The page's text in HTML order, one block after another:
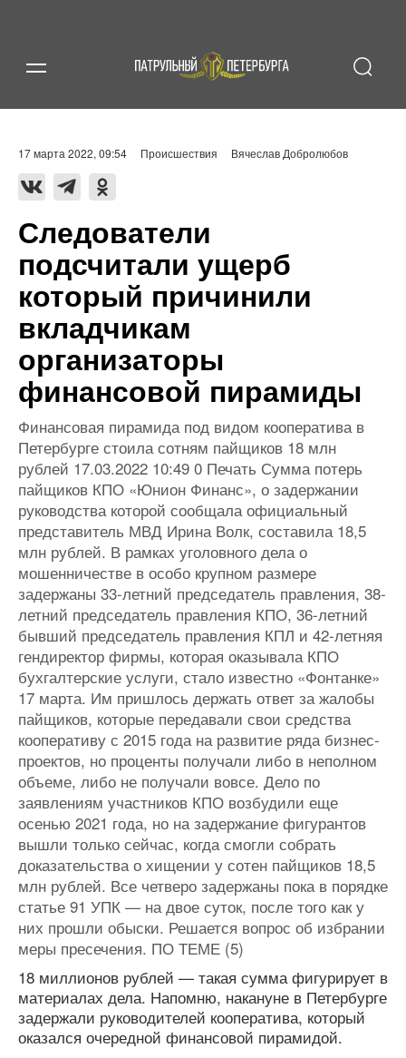
17 марта 2022, 09:54 Происшествия Вячеслав Добролюбов
Следователи
подсчитали ущерб
который причинили
вкладчикам
организаторы
финансовой пирамиды
Финансовая пирамида под видом кооператива в
Петербурге стоила сотням пайщиков 18 млн
рублей 17.03.2022 10:49 0 Печать Сумма потерь
пайщиков КПО «Юнион Финанс», о задержании
руководства которой сообщала официальный
представитель МВД Ирина Волк, составила 18,5
млн рублей. В рамках уголовного дела о
мошенничестве в особо крупном размере
задержаны 33-летний председатель правления, 38-
летний председатель правления КПО, 36-летний
бывший председатель правления КПЛ и 42-летняя
гендиректор фирмы, которая оказывала КПО
бухгалтерские услуги, стало известно «Фонтанке»
17 марта. Им пришлось держать ответ за жалобы
пайщиков, которые передавали свои средства
кооперативу с 2015 года на развитие ряда бизнес-
проектов, но проценты получали либо в неполном
объеме, либо не получали вовсе. Дело по
заявлениям участников КПО возбудили еще
осенью 2021 года, но на задержание фигурантов
вышли только сейчас, когда смогли собрать
доказательства о хищении у сотен пайщиков 18,5
млн рублей. Все четверо задержаны пока в порядке
статье 91 УПК — на двое суток, после того как у
них прошли обыски. Решается вопрос об избрании
меры пресечения. ПО ТЕМЕ (5)
18 миллионов рублей — такая сумма фигурирует в
материалах дела. Напомню, накануне в Петербурге
задержали руководителей кооператива, который
оказался очередной финансовой пирамидой.